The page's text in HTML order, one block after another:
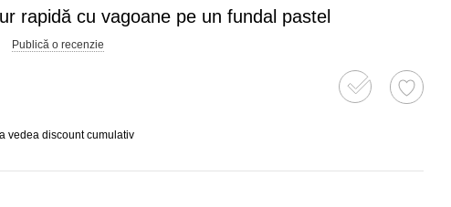
rapidă cu vagoane pe un fundal pastel
Publică o recenzie
vedea discount cumulativ